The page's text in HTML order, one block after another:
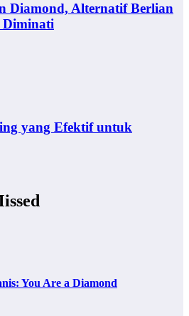
Diamond, Alternatif Berlian
Diminati
yang Efektif untuk
You Are a Diamond